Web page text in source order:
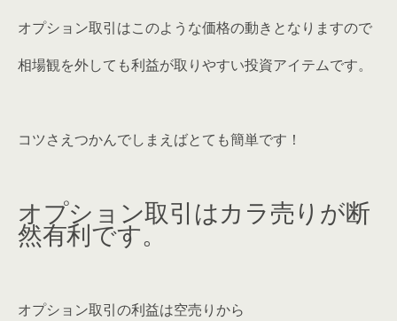
オプション取引はこのような価格の動きとなりますので
相場観を外しても利益が取りやすい投資アイテムです。
コツさえつかんでしまえばとても簡単です！
オプション取引はカラ売りが断
然有利です。
オプション取引の利益は空売りから